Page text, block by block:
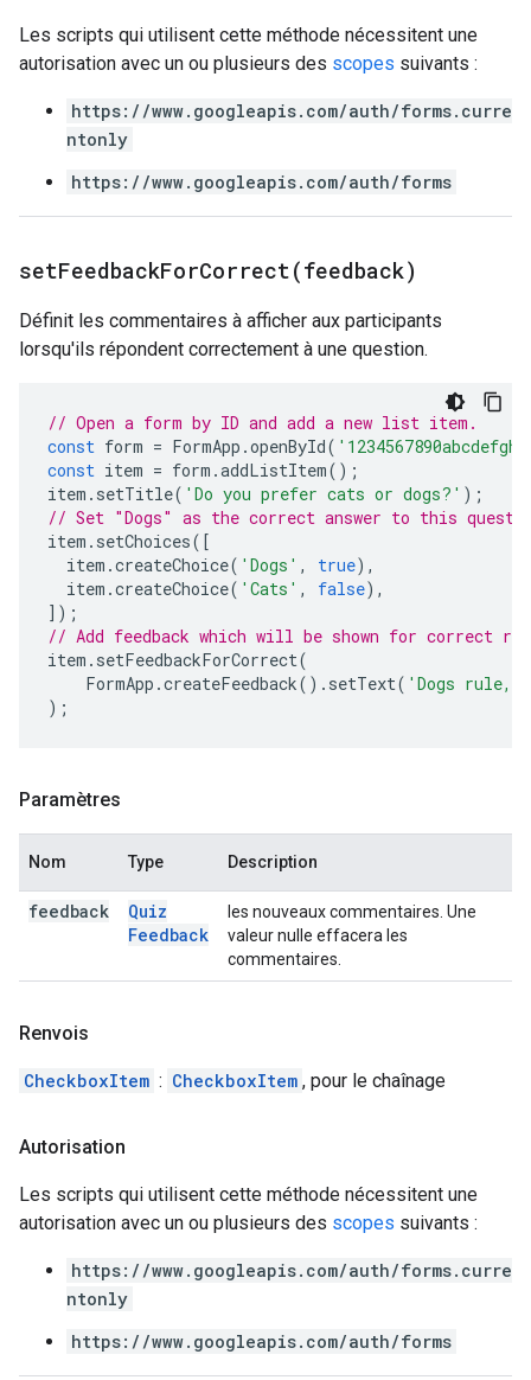
Les scripts qui utilisent cette méthode nécessitent une
autorisation avec un ou plusieurs des scopes suivants :
https://www.googleapis.com/auth/forms.curre
ntonly
https://www.googleapis.com/auth/forms
setFeedbackForCorrect(feedback)
Définit les commentaires à afficher aux participants
lorsqu'ils répondent correctement à une question.
// Open a form by ID and add a new list item.
const form = FormApp .openById(
const item = form .addListItem();
item . setTitle( 'Do you prefer cats or dogs?' );
// Set "Dogs" as the correct answer to this
item . setChoices([
item .createChoice( 'Dogs' , true),
item .createChoice( 'Cats' , false),
]);
// Add feedback which will be shown for correct
item . setFeedbackForCorrect(
FormApp .createFeedback(). setText( 'Dogs rule,
);
Paramètres
Nom Type Description
feedback
Quiz
Feedback
les nouveaux commentaires. Une
valeur nulle effacera les
commentaires.
Renvois
CheckboxItem : CheckboxItem , pour le chaînage
Autorisation
Les scripts qui utilisent cette méthode nécessitent une
autorisation avec un ou plusieurs des scopes suivants :
https://www.googleapis.com/auth/forms.curre
ntonly
https://www.googleapis.com/auth/forms